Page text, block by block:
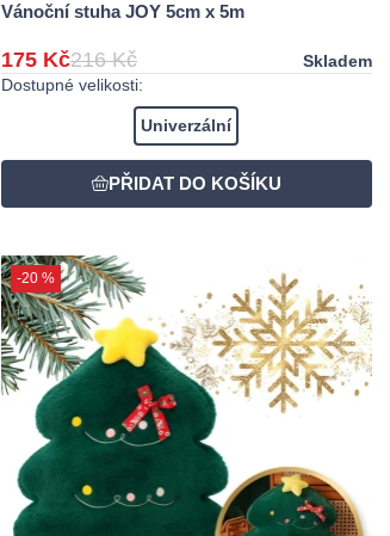
Vánoční stuha JOY 5cm x 5m
175 Kč216 Kč
Skladem
Dostupné velikosti:
Univerzální
-20 %